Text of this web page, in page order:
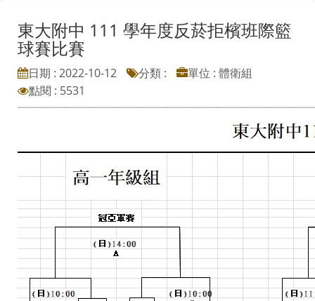
東大附中 111 學年度反菸拒檳班際籃
球賽比賽
日期 : 2022-10-12 分類 :
單位 : 體衛組
點閱 : 5531